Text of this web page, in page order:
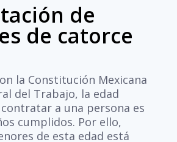
de
de catorce
la Constitución Mexicana
del Trabajo, la edad
a una persona es
cumplidos. Por ello,
de esta edad está